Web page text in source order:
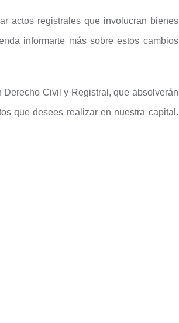
actos registrales que involucran bienes
informarte más sobre estos cambios
Civil y Registral, que absolverán
que desees realizar en nuestra capital.